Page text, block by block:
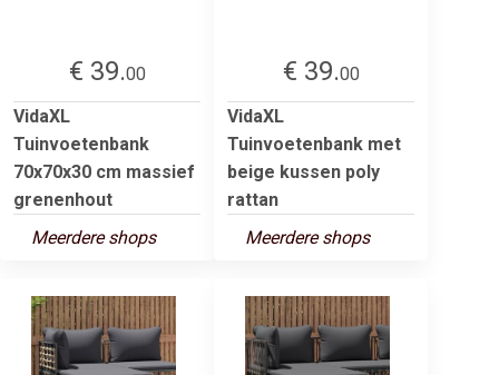
€ 39.00
VidaXL
Tuinvoetenbank
70x70x30 cm massief
grenenhout
Meerdere shops
€ 39.00
VidaXL
Tuinvoetenbank met
beige kussen poly
rattan
Meerdere shops